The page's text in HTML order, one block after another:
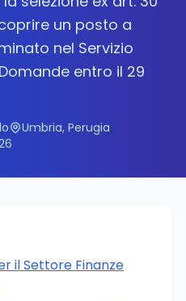
coprire un posto a
nel Servizio
entro il 29
Umbria, Perugia
il Settore Finanze